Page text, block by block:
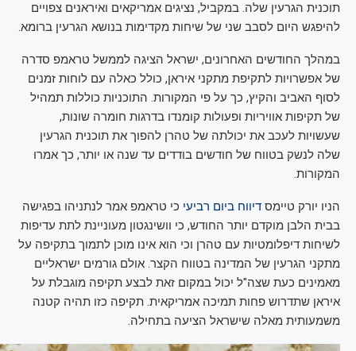
תוכנית הגרעין שלה. במקביל, נציגים אמריקאים ואיראנים צפויים
להיפגש היום לסבב שני של שיחות מקדימות בנושא הגרעין ברומא.
במהלך החודשים האחרונים, ישראל הציגה לממשל טראמפ סדרה
של אפשרויות לתקיפת מתקני איראן, כולל כאלה עם לוחות זמנים
לסוף האביב והקיץ, כך על פי המקורות. התוכניות כוללות תמהיל
של תקיפות אוויריות ופעולות קומנדו בדרגות חומרה שונות,
שעשויות לעכב את יכולתה של טהרן להפוך את תוכנית הגרעין
שלה לנשק בטווח של חודשים בודדים עד שנה או יותר, כך אמרו
המקורות.
הניו יורק טיימס דיווח ביום רביעי כי טראמפ אמר לנתניהו בפגישה
בבית הלבן מוקדם יותר החודש, כי וושינגטון מעוניינת לתת עדיפות
לשיחות דיפלומטיות עם טהרן וכי הוא אינו מוכן לתמוך בתקיפה על
מתקני הגרעין של המדינה בטווח הקצר. אולם גורמים ישראליים
מאמינים כעת שצה"ל יכול במקום זאת לבצע תקיפה מוגבלת על
איראן שתדרוש פחות תמיכה אמריקאית. תקיפה כזו תהיה קטנה
משמעותית מאלה שישראל הציעה בתחילה.